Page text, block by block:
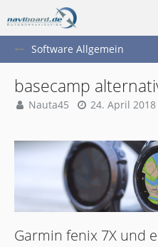
Software Allgemein
basecamp
Nauta45 24. April 2018
Garmin fenix 7X und